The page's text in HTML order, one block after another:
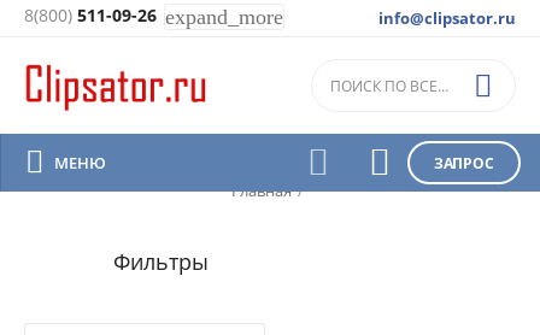
info@clipsator.ru
8(800) 511-09-26 expand_more
ЗАПРОС



 МЕНЮ
Schaller
Главная /